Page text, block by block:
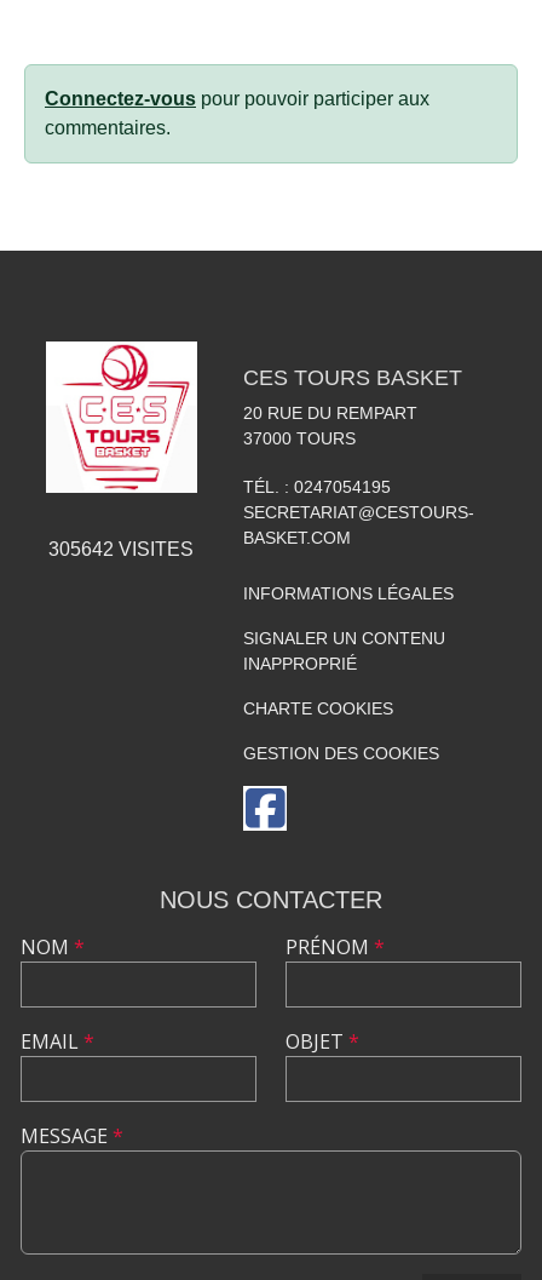
Connectez-vous pour pouvoir participer aux
commentaires.
305642 VISITES
CES TOURS BASKET
20 RUE DU REMPART
37000 TOURS
TÉL. : 0247054195
SECRETARIAT@CESTOURS-
BASKET.COM
INFORMATIONS LÉGALES
SIGNALER UN CONTENU
INAPPROPRIÉ
CHARTE COOKIES
GESTION DES COOKIES
NOUS CONTACTER
NOM *
EMAIL*
PRÉNOM *
OBJET *
MESSAGE *